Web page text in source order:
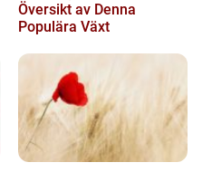
Översikt av Denna
Populära Växt